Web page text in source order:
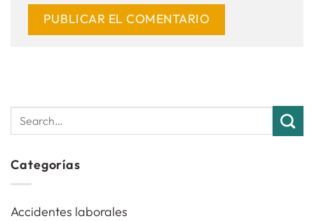
Categorías
Accidentes laborales